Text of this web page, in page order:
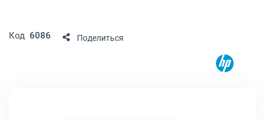
Код 6086 Поделиться